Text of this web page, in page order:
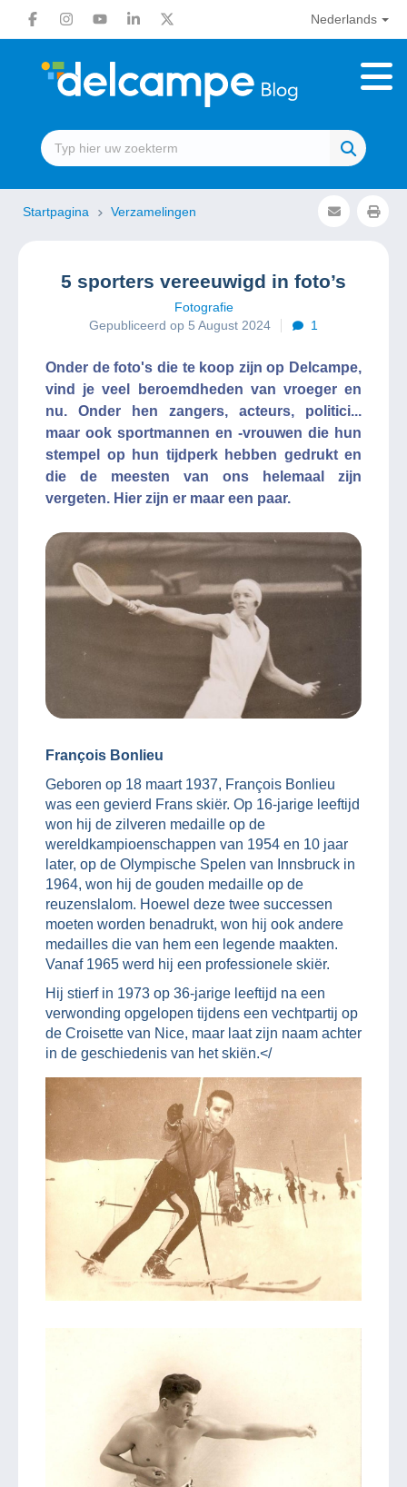
Nederlands
Startpagina Verzamelingen
5 sporters vereeuwigd in foto’s
Fotografie
Gepubliceerd op 5 August 2024
1
Onder de foto's die te koop zijn op Delcampe,
vind je veel beroemdheden van vroeger en
nu. Onder hen zangers, acteurs, politici...
maar ook sportmannen en -vrouwen die hun
stempel op hun tijdperk hebben gedrukt en
die de meesten van ons helemaal zijn
vergeten. Hier zijn er maar een paar.
François Bonlieu
Geboren op 18 maart 1937, François Bonlieu
was een gevierd Frans skiër. Op 16-jarige leeftijd
won hij de zilveren medaille op de
wereldkampioenschappen van 1954 en 10 jaar
later, op de Olympische Spelen van Innsbruck in
1964, won hij de gouden medaille op de
reuzenslalom. Hoewel deze twee successen
moeten worden benadrukt, won hij ook andere
medailles die van hem een legende maakten.
Vanaf 1965 werd hij een professionele skiër.
Hij stierf in 1973 op 36-jarige leeftijd na een
verwonding opgelopen tijdens een vechtpartij op
de Croisette van Nice, maar laat zijn naam achter
in de geschiedenis van het skiën.</